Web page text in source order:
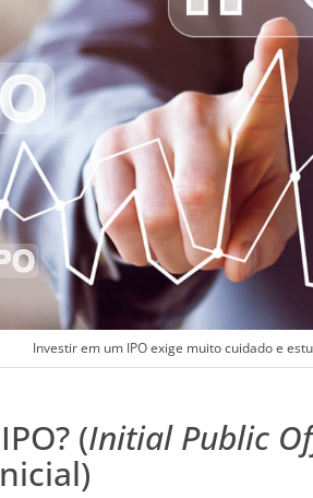
Investir em um IPO exige muito cuidado e
(Initial Public